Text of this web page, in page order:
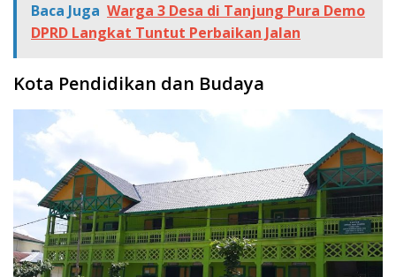
Baca Juga Warga 3 Desa di Tanjung Pura Demo
DPRD Langkat Tuntut Perbaikan Jalan
Kota Pendidikan dan Budaya